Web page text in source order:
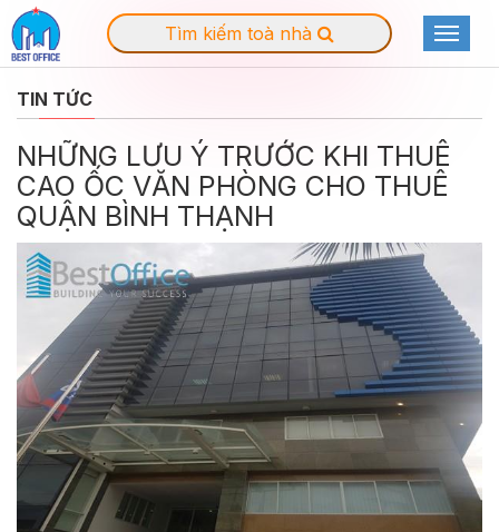
Tìm kiếm toà nhà
Toggle
TIN TỨC
NHỮNG LƯU Ý TRƯỚC KHI THUÊ
CAO ỐC VĂN PHÒNG CHO THUÊ
QUẬN BÌNH THẠNH